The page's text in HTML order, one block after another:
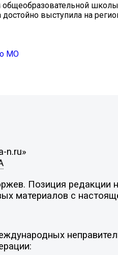
общеобразовательной
выступила на
МО
n.ru»
Позиция редакции
материалов с